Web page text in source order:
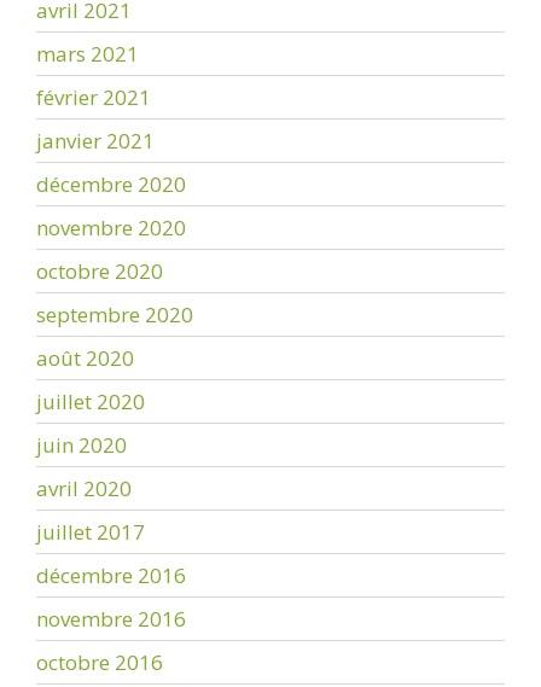
avril 2021
mars 2021
février 2021
janvier 2021
décembre 2020
novembre 2020
octobre 2020
septembre 2020
août 2020
juillet 2020
juin 2020
avril 2020
juillet 2017
décembre 2016
novembre 2016
octobre 2016